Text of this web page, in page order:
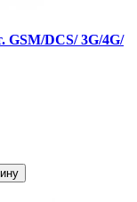
GSM/DCS/ 3G/4G/